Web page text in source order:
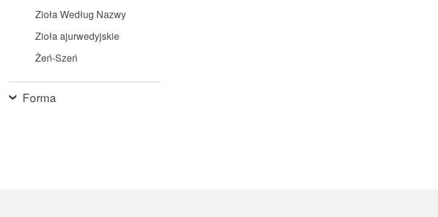
Zioła Według Nazwy
Zioła ajurwedyjskie
Żeń-Szeń
Forma